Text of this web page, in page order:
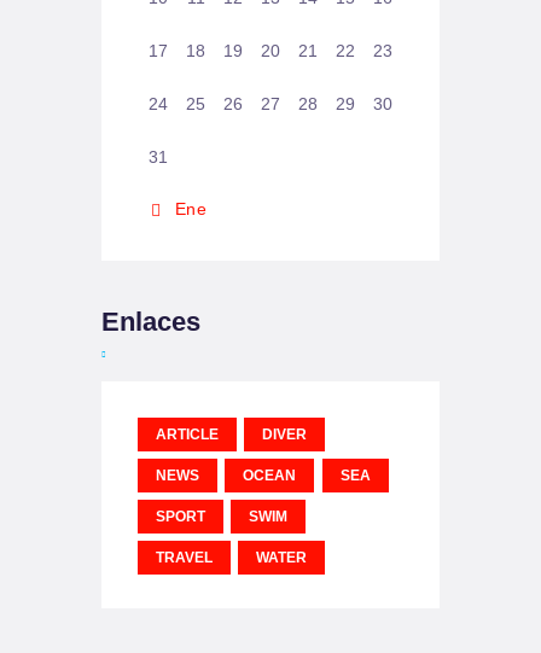
17 18 19 20 21 22 23
24 25 26 27 28 29 30
31
« Ene
Enlaces
ARTICLE DIVER
NEWS OCEAN SEA
SPORT SWIM
TRAVEL WATER